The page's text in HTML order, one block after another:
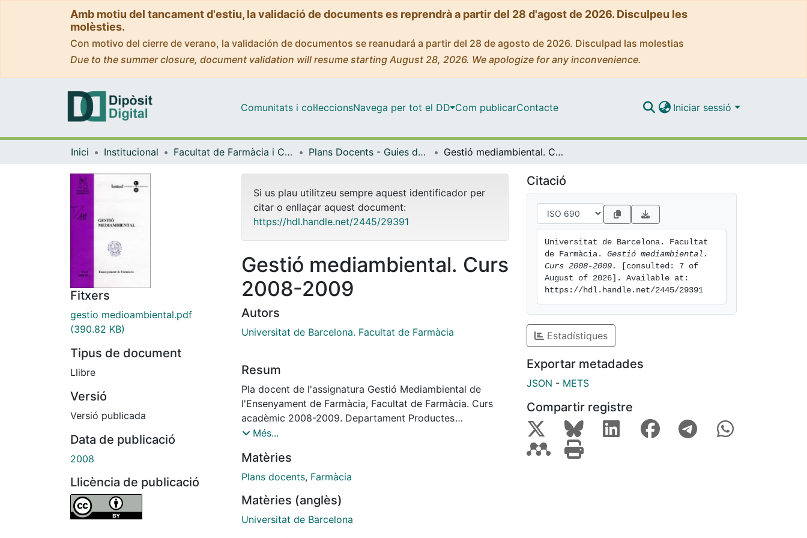
Amb motiu del tancament d'estiu, la validació de documents es reprendrà a partir del 28 d'agost de 2026. Disculpeu les
molèsties.
Con motivo del cierre de verano, la validación de documentos se reanudará a partir del 28 de agosto de 2026. Disculpad las molestias
Due to the summer closure, document validation will resume starting August 28, 2026. We apologize for any inconvenience.
Comunitats i col·leccionsNavega per tot el DD Com publicarContacte Iniciar sessió
Inici Institucional Facultat de Farmàcia i Ciències de l'Alimentació Plans Docents - Guies de l'estudiant (Facultat de Farmàcia i Ciències de l'Alimentació) Gestió mediambiental. Curs 2008-2009
Fitxers
gestio medioambiental.pdf
(390.82 KB)
Tipus de document
Llibre
Versió
Versió publicada
Data de publicació
2008
Llicència de publicació
Si us plau utilitzeu sempre aquest identificador per
citar o enllaçar aquest document:
https://hdl.handle.net/2445/29391
Gestió mediambiental. Curs
2008-2009
Autors
Universitat de Barcelona. Facultat de Farmàcia
Resum
Pla docent de l'assignatura Gestió Mediambiental de
l'Ensenyament de Farmàcia, Facultat de Farmàcia. Curs
acadèmic 2008-2009. Departament Productes
Naturals,Biologia Vegetal i Edafologia
Més...
Matèries
Plans docents, Farmàcia
Matèries (anglès)
Universitat de Barcelona
Citació
Universitat de Barcelona. Facultat
de Farmàcia. Gestió mediambiental.
Curs 2008-2009.
[consulted: 7 of
August of 2026]. Available at:
https://hdl.handle.net/2445/29391
Estadístiques
Exportar metadades
JSON - METS
Compartir registre